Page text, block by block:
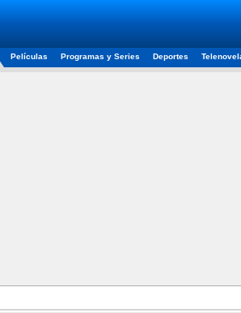
Películas Programas y Series Deportes